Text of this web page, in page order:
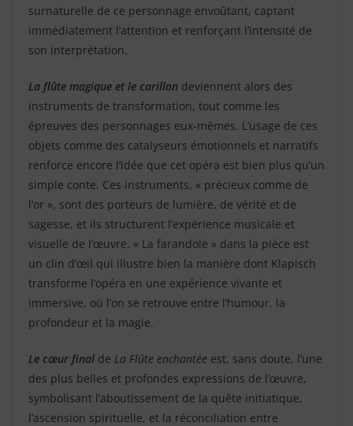
surnaturelle de ce personnage envoûtant, captant
immédiatement l’attention et renforçant l’intensité de
son interprétation.
La flûte magique et le carillon deviennent alors des
instruments de transformation, tout comme les
épreuves des personnages eux-mêmes. L’usage de ces
objets comme des catalyseurs émotionnels et narratifs
renforce encore l’idée que cet opéra est bien plus qu’un
simple conte. Ces instruments, « précieux comme de
l’or », sont des porteurs de lumière, de vérité et de
sagesse, et ils structurent l’expérience musicale et
visuelle de l’œuvre. « La farandole » dans la pièce est
un clin d’œil qui illustre bien la manière dont Klapisch
transforme l’opéra en une expérience vivante et
immersive, où l’on se retrouve entre l’humour, la
profondeur et la magie.
Le cœur final de La Flûte enchantée est, sans doute, l’une
des plus belles et profondes expressions de l’œuvre,
symbolisant l’aboutissement de la quête initiatique,
l’ascension spirituelle, et la réconciliation entre